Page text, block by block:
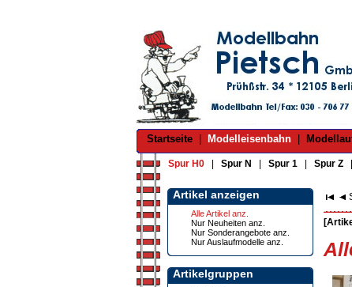
Startseite Modelleisenbahn
Spur H0 Spur N Spur 1 Spur Z
Artikel anzeigen
Alle Artikel anz.
Nur Neuheiten anz.
Nur Sonderangebote anz.
Nur Auslaufmodelle anz.
Artikelgruppen